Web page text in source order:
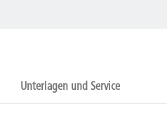
Unterlagen und Service